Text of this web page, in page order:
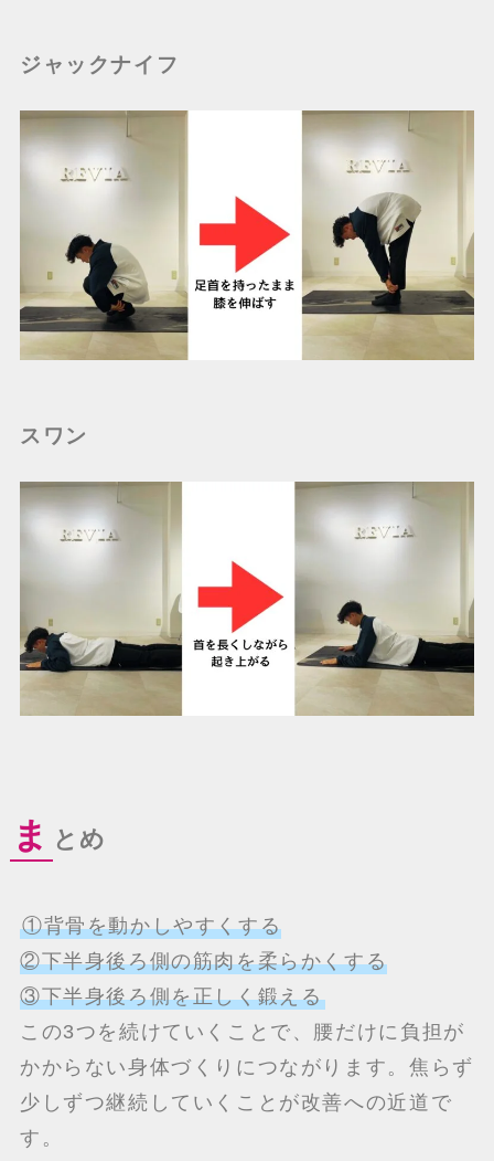
ジャックナイフ
スワン
ま とめ
①背骨を動かしやすくする
②下半身後ろ側の筋肉を柔らかくする
③下半身後ろ側を正しく鍛える
この3つを続けていくことで、腰だけに負担が
かからない身体づくりにつながります。焦らず
少しずつ継続していくことが改善への近道で
す。